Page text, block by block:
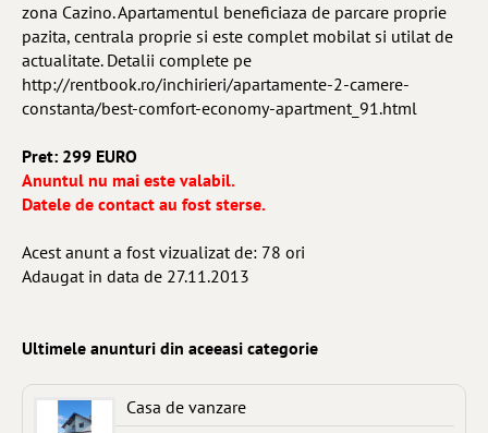
zona Cazino. Apartamentul beneficiaza de parcare proprie
pazita, centrala proprie si este complet mobilat si utilat de
actualitate. Detalii complete pe
http://rentbook.ro/inchirieri/apartamente-2-camere-
constanta/best-comfort-economy-apartment_91.html
Pret: 299 EURO
Anuntul nu mai este valabil.
Datele de contact au fost sterse.
Acest anunt a fost vizualizat de: 78 ori
Adaugat in data de 27.11.2013
Ultimele anunturi din aceeasi categorie
Casa de vanzare